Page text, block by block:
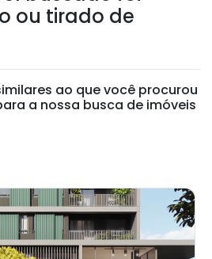
ou tirado de
ao que você procurou
a nossa busca de imóveis